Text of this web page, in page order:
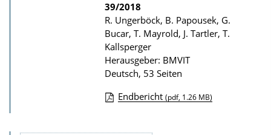
39/2018
R. Ungerböck, B. Papousek, G.
Bucar, T. Mayrold, J. Tartler, T.
Kallsperger
Herausgeber: BMVIT
Deutsch, 53 Seiten
Endbericht (pdf, 1.26 MB)